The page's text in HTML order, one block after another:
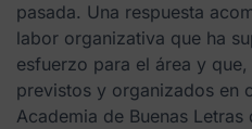
pasada. Una respuesta
labor organizativa que ha
esfuerzo para el área y
previstos y organizados en
Academia de Buenas